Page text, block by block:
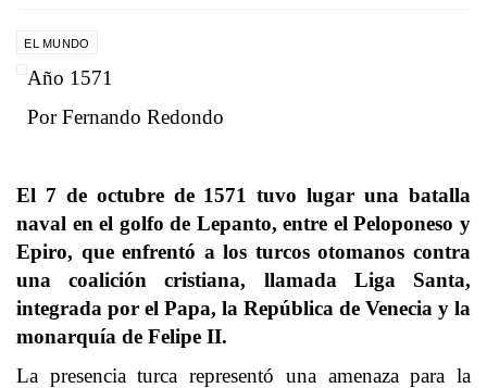
EL MUNDO
Año 1571
Por Fernando Redondo
El 7 de octubre de 1571 tuvo lugar una batalla
naval en el golfo de Lepanto, entre el Peloponeso y
Epiro, que enfrentó a los turcos otomanos contra
una coalición cristiana, llamada Liga Santa,
integrada por el Papa, la República de Venecia y la
monarquía de Felipe II.
La presencia turca representó una amenaza para la